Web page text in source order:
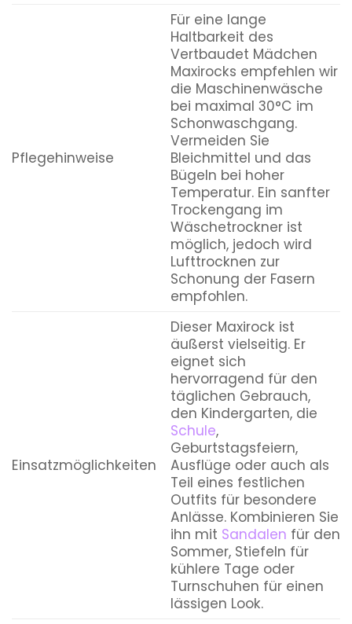
Pflegehinweise
Für eine lange
Haltbarkeit des
Vertbaudet Mädchen
Maxirocks empfehlen wir
die Maschinenwäsche
bei maximal 30°C im
Schonwaschgang.
Vermeiden Sie
Bleichmittel und das
Bügeln bei hoher
Temperatur. Ein sanfter
Trockengang im
Wäschetrockner ist
möglich, jedoch wird
Lufttrocknen zur
Schonung der Fasern
empfohlen.
Einsatzmöglichkeiten
Dieser Maxirock ist
äußerst vielseitig. Er
eignet sich
hervorragend für den
täglichen Gebrauch,
den Kindergarten, die
Schule,
Geburtstagsfeiern,
Ausflüge oder auch als
Teil eines festlichen
Outfits für besondere
Anlässe. Kombinieren Sie
ihn mit Sandalen für den
Sommer, Stiefeln für
kühlere Tage oder
Turnschuhen für einen
lässigen Look.